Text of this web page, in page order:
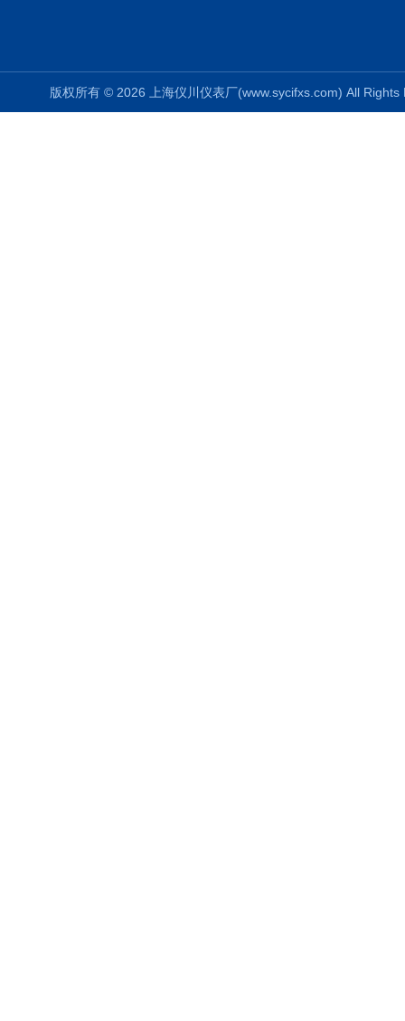
版权所有 © 2026 上海仪川仪表厂(www.sycifxs.com) All